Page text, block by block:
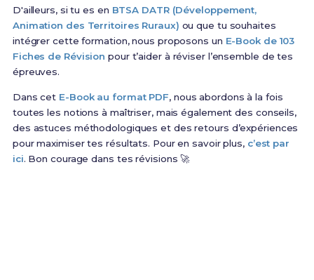
D'ailleurs, si tu es en BTSA DATR (Développement,
Animation des Territoires Ruraux) ou que tu souhaites
intégrer cette formation, nous proposons un E-Book de 103
Fiches de Révision pour t’aider à réviser l’ensemble de tes
épreuves.
Dans cet E-Book au format PDF, nous abordons à la fois
toutes les notions à maîtriser, mais également des conseils,
des astuces méthodologiques et des retours d’expériences
pour maximiser tes résultats. Pour en savoir plus, c’est par
ici. Bon courage dans tes révisions 🚀